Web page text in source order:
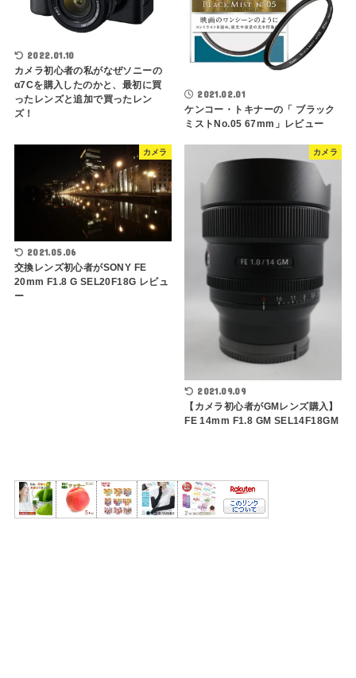
2022.01.10
カメラ初心者の私がなぜソニーの
α7Cを購入したのかと、最初に買
ったレンズと追加で買ったレン
ズ！
2021.02.01
ケンコー・トキナーの「 ブラック
ミストNo.05 67mm」レビュー
カメラ
2021.05.06
交換レンズ初心者がSONY FE
20mm F1.8 G SEL20F18G レビュ
ー
カメラ
2021.09.09
【カメラ初心者がGMレンズ購入】
FE 14mm F1.8 GM SEL14F18GM